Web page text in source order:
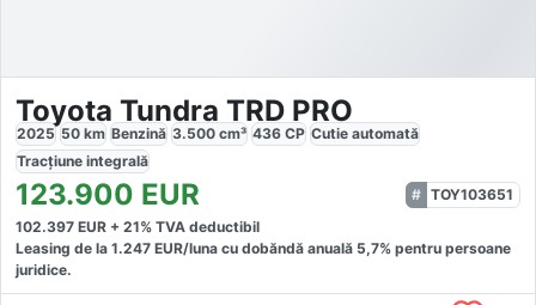
Toyota Tundra TRD PRO
2025 50 km Benzină 3.500 cm³ 436 CP Cutie automată
Tracțiune integrală
123.900 EUR
TOY103651
102.397 EUR + 21% TVA deductibil
Leasing de la 1.247 EUR/luna cu dobăndă anuală 5,7% pentru persoane
juridice.